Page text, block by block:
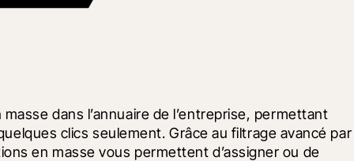
dans l’annuaire de l’entreprise, permettant
clics seulement. Grâce au filtrage avancé par
en masse vous permettent d’assigner ou de